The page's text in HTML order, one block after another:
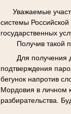
Уважаемые
системы
государственных
Получив такой
Для получения
подтверждения
бегунок напротив
Мордовия в личном
разбирательства.